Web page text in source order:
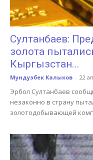
Султанбаев:
золота
Кыргызстан...
Мундузбек Калыков - 22
Эрбол Султанбаев
незаконно в страну
золотодобывающей